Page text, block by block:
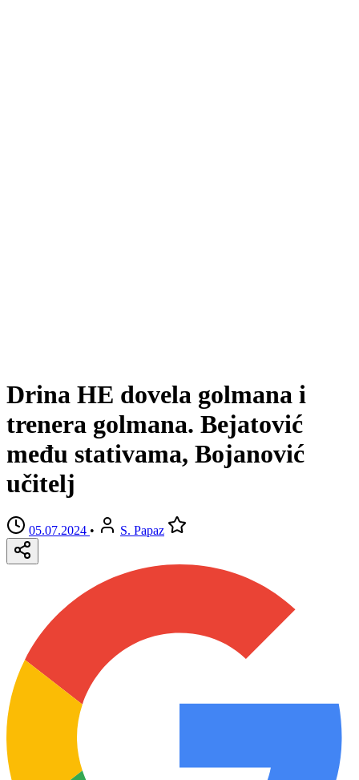
Drina HE dovela golmana i
trenera golmana. Bejatović
među stativama, Bojanović
učitelj
05.07.2024 • S. Papaz